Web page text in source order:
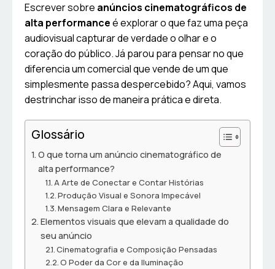
Escrever sobre anúncios cinematográficos de
alta performanceé explorar o que faz uma peça
audiovisual capturar de verdade o olhar e o
coração do público. Já parou para pensar no que
diferencia um comercial que vende de um que
simplesmente passa despercebido? Aqui, vamos
destrinchar isso de maneira prática e direta.
Glossário
O que torna um anúncio cinematográfico de
alta performance?
A Arte de Conectar e Contar Histórias
Produção Visual e Sonora Impecável
Mensagem Clara e Relevante
Elementos visuais que elevam a qualidade do
seu anúncio
Cinematografia e Composição Pensadas
O Poder da Cor e da Iluminação